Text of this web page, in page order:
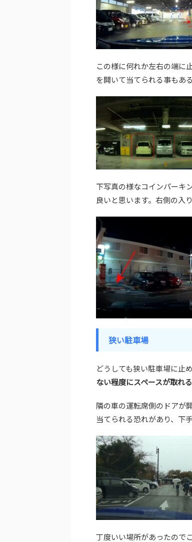
この様に何れか左右の端に
を開いて当てられる事もある
下写真の様なコインパーキ
良いと思います。右側の入
狭い駐車場
どうしても狭い駐車場に止
ない程度にスペースが取れ
隣の車の運転席側のドアが
当てられる恐れがあり、下
丁度いい場所があったので